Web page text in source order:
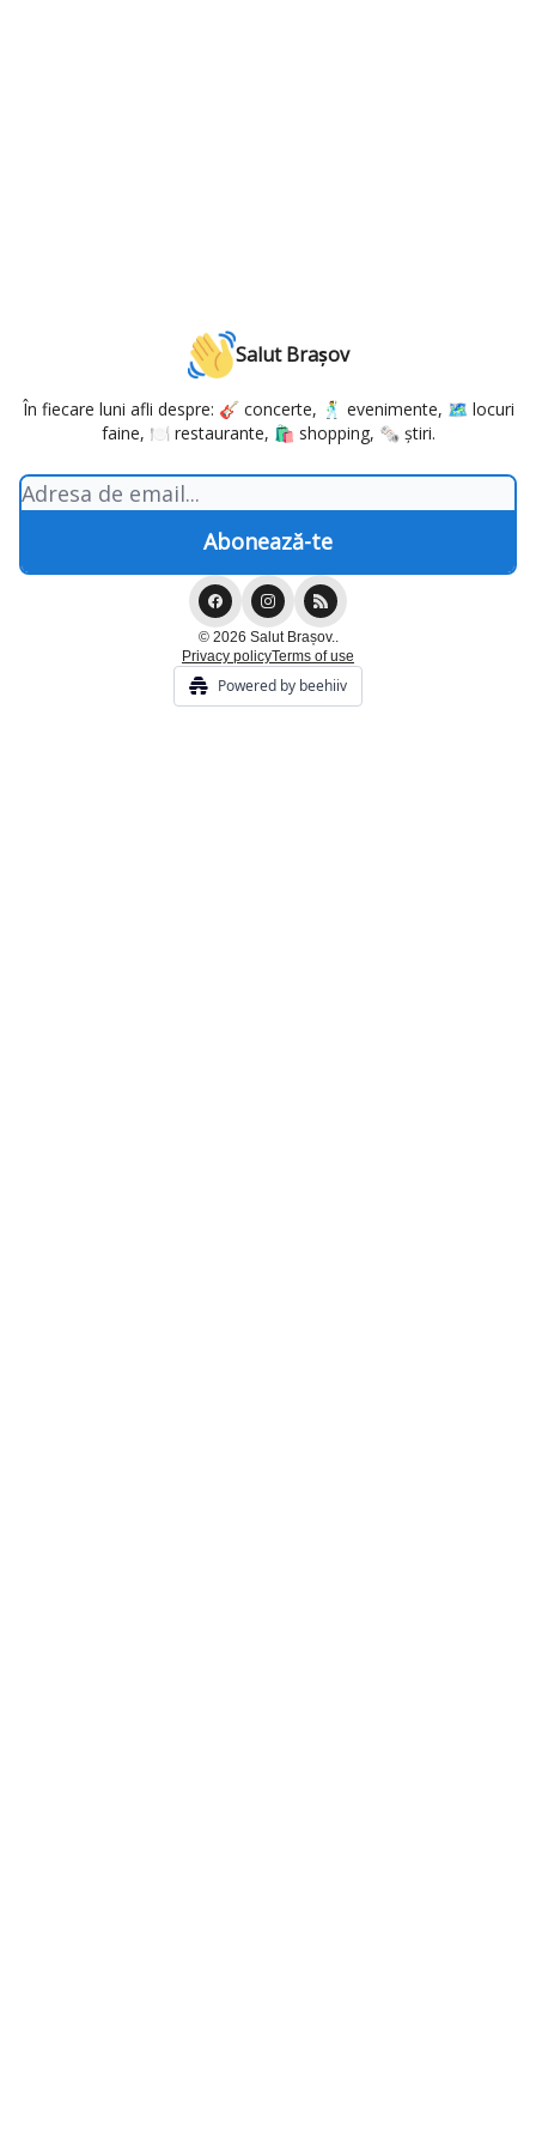
Salut Brașov
În fiecare luni afli despre: 🎸 concerte, 🕺 evenimente, 🗺️ locuri
faine, 🍽️ restaurante, 🛍️ shopping, 🗞️ știri.
© 2026 Salut Brașov..
Privacy policyTerms of use
Powered by beehiiv